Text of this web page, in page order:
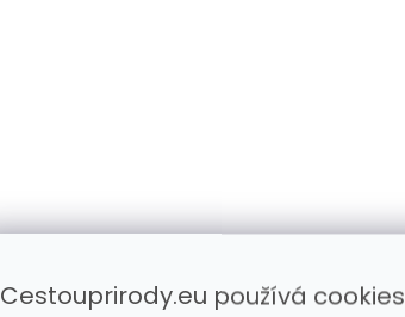
Cestouprirody.eu používá cookies